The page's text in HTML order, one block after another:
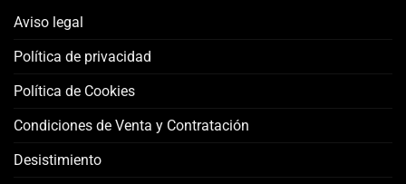
Aviso legal
Política de privacidad
Política de Cookies
Condiciones de Venta y Contratación
Desistimiento